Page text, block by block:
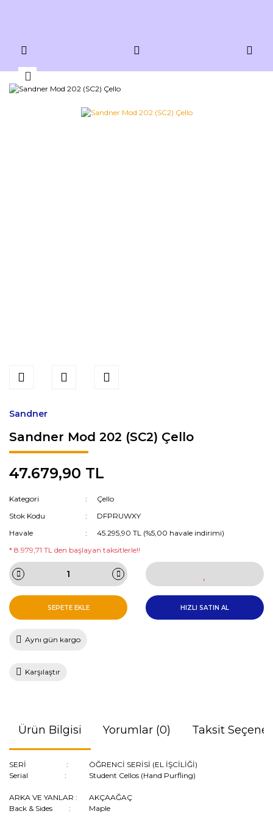
Sandner
Sandner Mod 202 (SC2) Çello
47.679,90 TL
Kategori
Çello
Stok Kodu
DFPRUWXY
Havale
45.295,90 TL (%5,00 havale indirimi)
* 8.979,71 TL den başlayan taksitlerle!!
SEPETE EKLE HIZLI SATIN AL
Aynı gün kargo
Karşılaştır
Ürün Bilgisi Yorumlar (0) Taksit
SERİ :
ÖĞRENCİ SERİSİ (EL İŞCİLİĞİ)
Serial :
Student Cellos (Hand Purfling)
ARKA VE YANLAR :
AKÇAAĞAÇ
Back & Sides :
Maple